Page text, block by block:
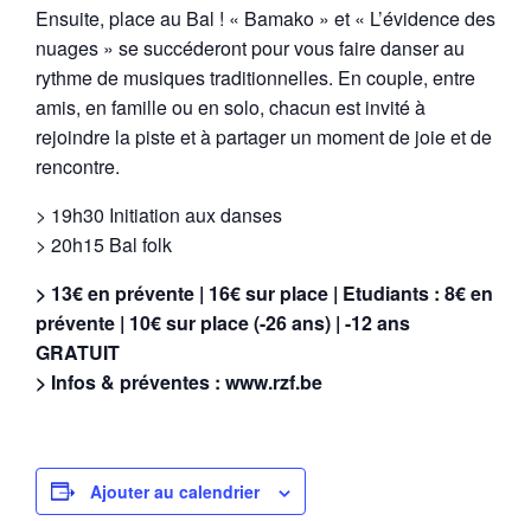
Ensuite, place au Bal ! « Bamako » et « L’évidence des
nuages » se succéderont pour vous faire danser au
rythme de musiques traditionnelles. En couple, entre
amis, en famille ou en solo, chacun est invité à
rejoindre la piste et à partager un moment de joie et de
rencontre.
> 19h30 Initiation aux danses
> 20h15 Bal folk
> 13€ en prévente | 16€ sur place | Etudiants : 8€ en
prévente | 10€ sur place (-26 ans) | -12 ans
GRATUIT
> Infos & préventes : www.rzf.be
Ajouter au calendrier